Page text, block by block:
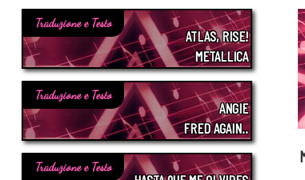
Traduzione e Testo
ATLAS, RISE!
METALLICA
Traduzione e Testo
ANGIE
FRED AGAIN..
Traduzione e Testo